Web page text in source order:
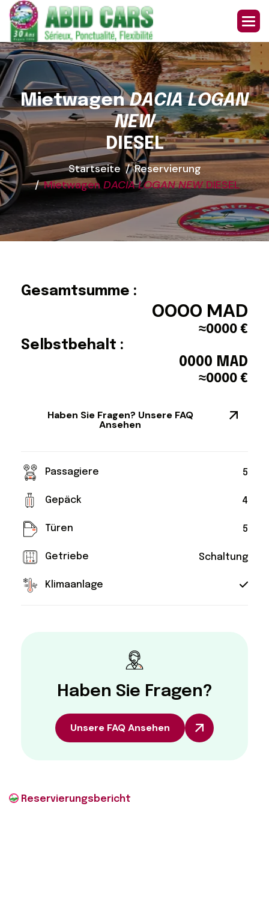
Mietwagen DACIA LOGAN
NEW
DIESEL
Startseite
Reservierung
MietwagenDACIA LOGAN NEWDIESEL
Gesamtsumme :
0000 MAD
≈0000 €
Selbstbehalt :
0000 MAD
≈0000 €
Haben Sie Fragen? Unsere FAQ
Ansehen
Passagiere 5
Gepäck 4
Türen 5
Getriebe Schaltung
Klimaanlage
Haben Sie Fragen?
Unsere FAQ Ansehen